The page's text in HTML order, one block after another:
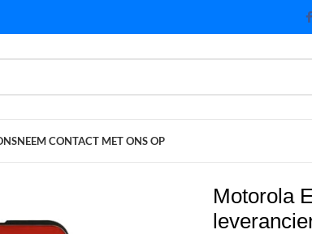
NEEM CONTACT MET ONS OP
- Fabriek directe bulk voorraad
Motorola